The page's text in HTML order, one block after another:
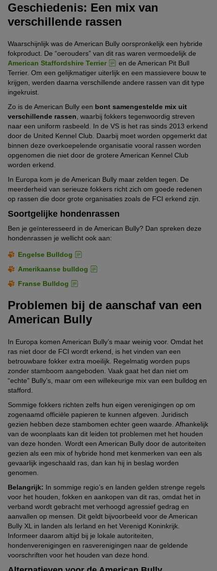
Geschiedenis: Een mix van
verschillende rassen
Waarschijnlijk was de American Bully oorspronkelijk een hybride
fokproduct. De “oerouders” van dit ras waren vermoedelijk de
American Staffordshire Terrier
en de American Pit Bull
Terrier. Om een gelijkmatiger uiterlijk en een massievere bouw te
krijgen, werden daarna verschillende andere rassen van dit type
ingekruist.
Zo is de American Bully een bont samengestelde mix uit
verschillende rassen, waarbij fokkers tegenwoordig streven
naar een uniform rasbeeld. In de VS is het ras sinds 2013 erkend
door de United Kennel Club. Daarbij moet worden opgemerkt dat
binnen deze overkoepelende organisatie vooral rassen worden
opgenomen die niet door de grotere American Kennel Club
worden erkend.
In Europa kom je de American Bully maar zelden tegen. De
meerderheid van serieuze fokkers richt zich om goede redenen
op rassen die door grote organisaties zoals de FCI erkend zijn.
Soortgelijke hondenrassen
Ben je geïnteresseerd in de American Bully? Dan spreken deze
hondenrassen je wellicht ook aan:
Engelse Bulldog
Amerikaanse bulldog
Franse Bulldog
Problemen bij de aanschaf van een
American Bully
In Europa komen American Bully’s maar weinig voor. Omdat het
ras niet door de FCI wordt erkend, is het vinden van een
betrouwbare fokker extra moeilijk. Regelmatig worden pups
zonder stamboom aangeboden. Vaak gaat het dan niet om
“echte” Bully’s, maar om een willekeurige mix van een bulldog en
stafford.
Sommige fokkers richten zelfs hun eigen verenigingen op om
zogenaamd officiële papieren te kunnen afgeven. Juridisch
gezien hebben deze stambomen echter geen waarde. Afhankelijk
van de woonplaats kan dit leiden tot problemen met het houden
van deze honden. Wordt een American Bully door de autoriteiten
gezien als een mix of hybride hond met kenmerken van een als
gevaarlijk ingeschaald ras, dan kan hij in beslag worden
genomen.
Belangrijk: In sommige regio’s en landen gelden strenge regels
voor het houden, fokken en aankopen van dit ras, omdat het in
verband wordt gebracht met verhoogd agressief gedrag en
aanvallen op mensen. Dit geldt bijvoorbeeld voor de American
Bully XL in landen als Ierland en het Verenigd Koninkrijk.
Informeer daarom altijd bij je lokale autoriteiten,
hondenverenigingen en rasverenigingen naar de geldende
voorschriften voor het houden van deze hond.